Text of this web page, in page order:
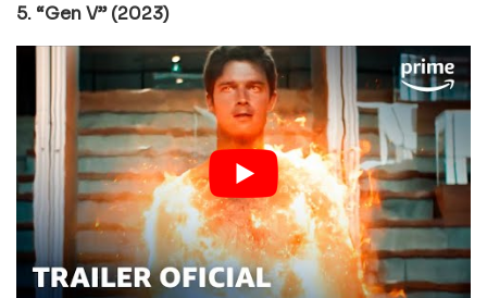
5. “Gen V” (2023)